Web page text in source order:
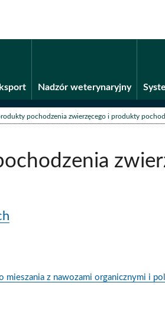
Nadzór weterynaryjny
pochodzenia zwierzęcego i produkty
z nawozami organicznymi i